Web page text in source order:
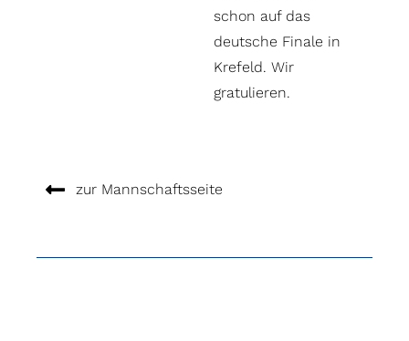
schon auf das
deutsche Finale in
Krefeld. Wir
gratulieren.
zur Mannschaftsseite